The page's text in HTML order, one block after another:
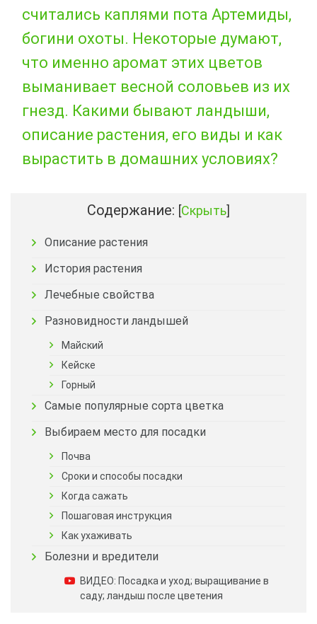
считались каплями пота Артемиды,
богини охоты. Некоторые думают,
что именно аромат этих цветов
выманивает весной соловьев из их
гнезд. Какими бывают ландыши,
описание растения, его виды и как
вырастить в домашних условиях?
Содержание: [Скрыть]
Описание растения
История растения
Лечебные свойства
Разновидности ландышей
Майский
Кейске
Горный
Самые популярные сорта цветка
Выбираем место для посадки
Почва
Сроки и способы посадки
Когда сажать
Пошаговая инструкция
Как ухаживать
Болезни и вредители
ВИДЕО: Посадка и уход; выращивание в
саду; ландыш после цветения